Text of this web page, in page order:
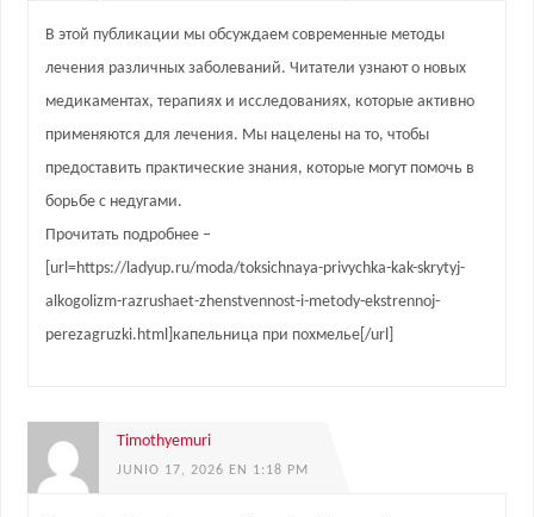
В этой публикации мы обсуждаем современные методы
лечения различных заболеваний. Читатели узнают о новых
медикаментах, терапиях и исследованиях, которые активно
применяются для лечения. Мы нацелены на то, чтобы
предоставить практические знания, которые могут помочь в
борьбе с недугами.
Прочитать подробнее –
[url=https://ladyup.ru/moda/toksichnaya-privychka-kak-skrytyj-
alkogolizm-razrushaet-zhenstvennost-i-metody-ekstrennoj-
perezagruzki.html]капельница при похмелье[/url]
Timothyemuri
JUNIO 17, 2026 EN 1:18 PM